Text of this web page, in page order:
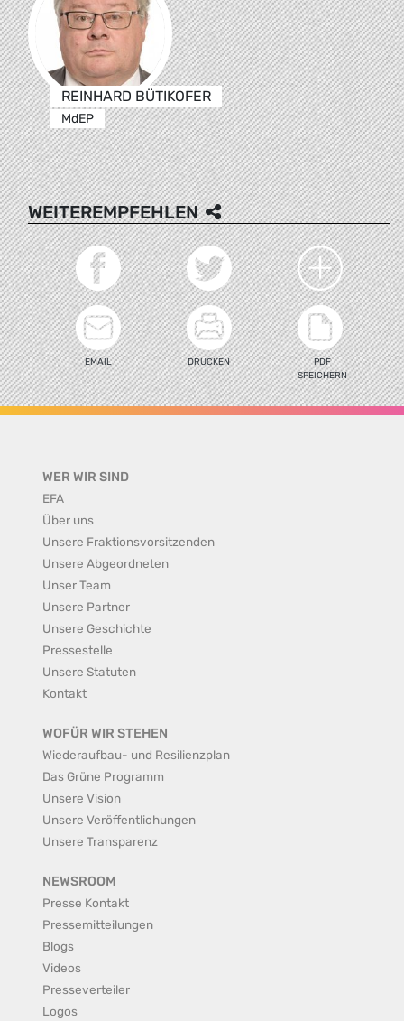
REINHARD BÜTIKOFER
MdEP
WEITEREMPFEHLEN
EMAIL DRUCKEN
PDF
SPEICHERN
WER WIR SIND
EFA
Über uns
Unsere Fraktionsvorsitzenden
Unsere Abgeordneten
Unser Team
Unsere Partner
Unsere Geschichte
Pressestelle
Unsere Statuten
Kontakt
WOFÜR WIR STEHEN
Wiederaufbau- und Resilienzplan
Das Grüne Programm
Unsere Vision
Unsere Veröffentlichungen
Unsere Transparenz
NEWSROOM
Presse Kontakt
Pressemitteilungen
Blogs
Videos
Presseverteiler
Logos